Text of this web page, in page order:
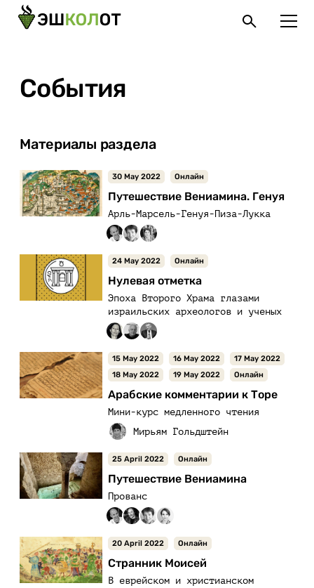
События
Материалы раздела
Путешествие Вениамина. Генуя
Арль-Марсель-Генуя-Пиза-Лукка
30 May 2022 Онлайн
Нулевая отметка
Эпоха Второго Храма глазами
израильских археологов и ученых
24 May 2022 Онлайн
Арабские комментарии к Торе
Мини-курс медленного чтения
15 May 2022 16 May 2022
17 May 2022
18 May 2022
19 May 2022 Онлайн
Путешествие Вениамина
Прованс
25 April 2022 Онлайн
Странник Моисей
В еврейском и христианском
20 April 2022 Онлайн